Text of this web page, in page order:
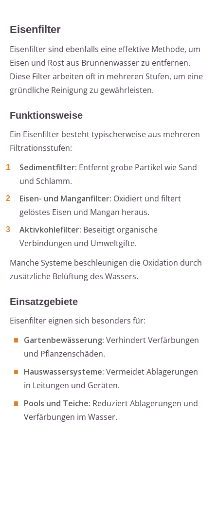
Eisenfilter
Eisenfilter sind ebenfalls eine effektive Methode, um
Eisen und Rost aus Brunnenwasser zu entfernen.
Diese Filter arbeiten oft in mehreren Stufen, um eine
gründliche Reinigung zu gewährleisten.
Funktionsweise
Ein Eisenfilter besteht typischerweise aus mehreren
Filtrationsstufen:
Sedimentfilter: Entfernt grobe Partikel wie Sand
und Schlamm.
Eisen- und Manganfilter: Oxidiert und filtert
gelöstes Eisen und Mangan heraus.
Aktivkohlefilter: Beseitigt organische
Verbindungen und Umweltgifte.
Manche Systeme beschleunigen die Oxidation durch
zusätzliche Belüftung des Wassers.
Einsatzgebiete
Eisenfilter eignen sich besonders für:
Gartenbewässerung: Verhindert Verfärbungen
und Pflanzenschäden.
Hauswassersysteme: Vermeidet Ablagerungen
in Leitungen und Geräten.
Pools und Teiche: Reduziert Ablagerungen und
Verfärbungen im Wasser.